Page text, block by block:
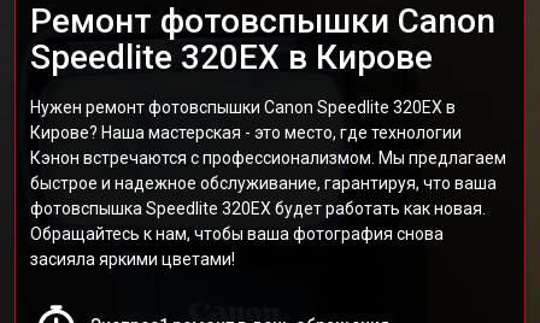
Ремонт фотовспышки Canon
Speedlite 320EX в Кирове
Нужен ремонт фотовспышки Canon Speedlite 320EX в
Кирове? Наша мастерская - это место, где технологии
Кэнон встречаются с профессионализмом. Мы предлагаем
быстрое и надежное обслуживание, гарантируя, что ваша
фотовспышка Speedlite 320EX будет работать как новая.
Обращайтесь к нам, чтобы ваша фотография снова
засияла яркими цветами!